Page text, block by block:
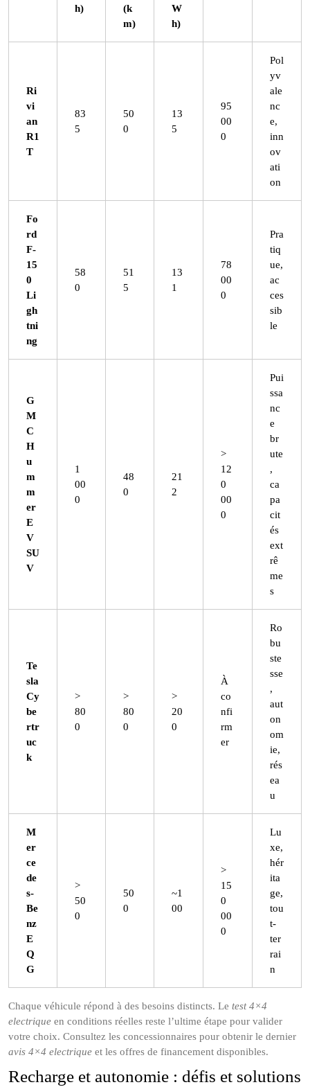
h)
(k
m)
W
h)
Ri
vi
an
R1
T
83
5
50
0
13
5
95
00
0
Pol
yv
ale
nc
e,
inn
ov
ati
on
Fo
rd
F-
15
0
Li
gh
tni
ng
58
0
51
5
13
1
78
00
0
Pra
tiq
ue,
ac
ces
sib
le
G
M
C
H
u
m
m
er
E
V
SU
V
1
00
0
48
0
21
2
>
12
0
00
0
Pui
ssa
nc
e
br
ute
,
ca
pa
cit
és
ext
rê
me
s
Te
sla
Cy
be
rtr
uc
k
>
80
0
>
80
0
>
20
0
À
co
nfi
rm
er
Ro
bu
ste
sse
,
aut
on
om
ie,
rés
ea
u
M
er
ce
de
s-
Be
nz
E
Q
G
>
50
0
50
0
~1
00
>
15
0
00
0
Lu
xe,
hér
ita
ge,
tou
t-
ter
rai
n
Chaque véhicule répond à des besoins distincts. Le test 4×4
electrique en conditions réelles reste l’ultime étape pour valider
votre choix. Consultez les concessionnaires pour obtenir le dernier
avis 4×4 electrique et les offres de financement disponibles.
Recharge et autonomie : défis et solutions